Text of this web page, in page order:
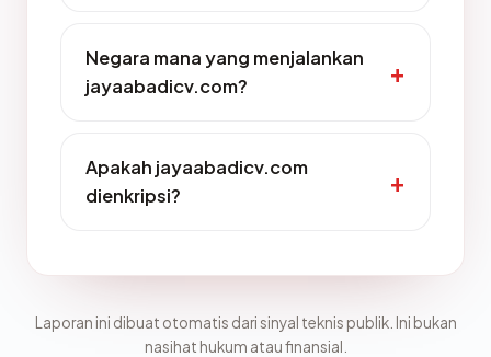
Negara mana yang menjalankan
jayaabadicv.com?
Apakah jayaabadicv.com
dienkripsi?
Laporan ini dibuat otomatis dari sinyal teknis publik. Ini bukan
nasihat hukum atau finansial.